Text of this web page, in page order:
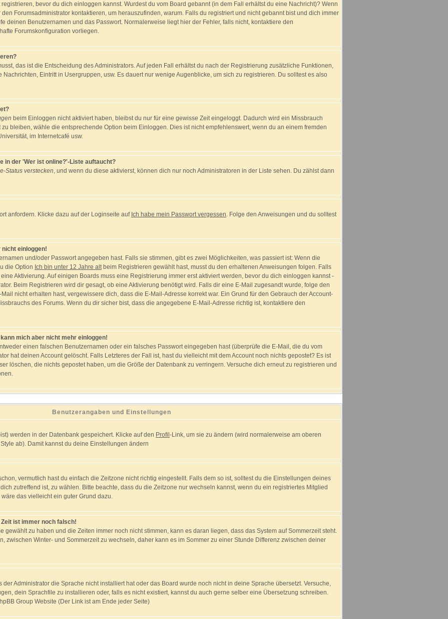
bevor du dich einloggen kannst. Wurdest du vom Board gebannt (in dem Fall erhältst du eine Nachricht)? Wenn
Forumsadministrator kontaktieren, um herauszufinden, warum. Falls du registriert und nicht gebannt bist und dich immer
deinen Benutzernamen und das Passwort. Normalerweise liegt hier der Fehler, falls nicht, kontaktiere den
Forumskonfiguration vorliegen.
das ist die Entscheidung des Administrators. Auf jeden Fall erhältst du nach der Registrierung zusätzliche Funktionen,
Nachrichten, Eintritt in Usergruppen, usw. Es dauert nur wenige Augenblicke, um sich zu registrieren. Du solltest es also
beim Einloggen nicht aktiviert haben, bleibst du nur für eine gewisse Zeit eingeloggt. Dadurch wird ein Missbrauch
bleiben, wähle die entsprechende Option beim Einloggen. Dies ist nicht empfehlenswert, wenn du an einem fremden
im Internetcafé usw.
in der 'Wer ist online?'-Liste auftaucht?
Status verstecken, und wenn du diese aktivierst, können dich nur noch Administratoren in der Liste sehen. Du zählst dann
anfordern. Klicke dazu auf der Loginseite auf Ich habe mein Passwort vergessen. Folge den Anweisungen und du solltest
einloggen!
und/oder Passwort angegeben hast. Falls sie stimmen, gibt es zwei Möglichkeiten, was passiert ist: Wenn die
die Option Ich bin unter 12 Jahre altbeim Registrieren gewählt hast, musst du den erhaltenen Anweisungen folgen. Falls
Aktivierung. Auf einigen Boards muss eine Registrierung immer erst aktiviert werden, bevor du dich einloggen kannst -
Beim Registrieren wird dir gesagt, ob eine Aktivierung benötigt wird. Falls dir eine E-Mail zugesandt wurde, folge den
nicht erhalten hast, vergewissere dich, dass die E-Mail-Adresse korrekt war. Ein Grund für den Gebrauch der Account-
des Forums. Wenn du dir sicher bist, dass die angegebene E-Mail-Adresse richtig ist, kontaktiere den
mich aber nicht mehr einloggen!
einen falschen Benutzernamen oder ein falsches Passwort eingegeben hast (überprüfe die E-Mail, die du vom
hat deinen Account gelöscht. Falls Letzteres der Fall ist, hast du vielleicht mit dem Account noch nichts gepostet? Es ist
löschen, die nichts gepostet haben, um die Größe der Datenbank zu verringern. Versuche dich erneut zu registrieren und
Benutzerangaben und Einstellungen
werden in der Datenbank gespeichert. Klicke auf den Profil -Link, um sie zu ändern (wird normalerweise am oberen
ab). Damit kannst du deine Einstellungen ändern
vermutlich hast du einfach die Zeitzone nicht richtig eingestellt. Falls dem so ist, solltest du die Einstellungen deines
zutreffend ist, zu wählen. Bitte beachte, dass du die Zeitzone nur wechseln kannst, wenn du ein registriertes Mitglied
das vielleicht ein guter Grund dazu.
Zeit ist immer noch falsch!
gewählt zu haben und die Zeiten immer noch nicht stimmen, kann es daran liegen, dass das System auf Sommerzeit steht.
zwischen Winter- und Sommerzeit zu wechseln, daher kann es im Sommer zu einer Stunde Differenz zwischen deiner
der Administrator die Sprache nicht installiert hat oder das Board wurde noch nicht in deine Sprache übersetzt. Versuche,
dein Sprachfile zu installieren oder, falls es nicht existiert, kannst du auch gerne selber eine Übersetzung schreiben.
Group Website (Der Link ist am Ende jeder Seite)